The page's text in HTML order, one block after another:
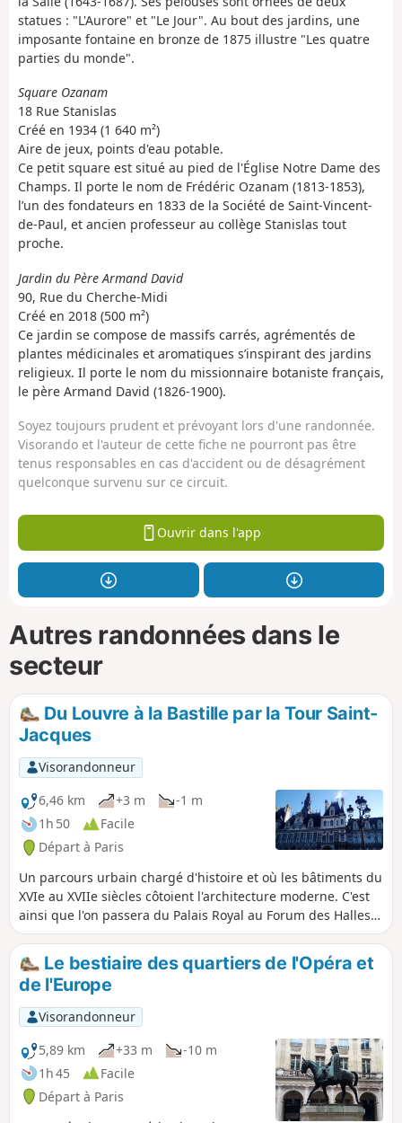
statues : "L'Aurore" et "Le Jour". Au bout des jardins, une
imposante fontaine en bronze de 1875 illustre "Les quatre
parties du monde".
Square Ozanam
18 Rue Stanislas
Créé en 1934 (1 640 m²)
Aire de jeux, points d'eau potable.
Ce petit square est situé au pied de l'Église Notre Dame des
Champs. Il porte le nom de Frédéric Ozanam (1813-1853),
l’un des fondateurs en 1833 de la Société de Saint-Vincent-
de-Paul, et ancien professeur au collège Stanislas tout
proche.
Jardin du Père Armand David
90, Rue du Cherche-Midi
Créé en 2018 (500 m²)
Ce jardin se compose de massifs carrés, agrémentés de
plantes médicinales et aromatiques s’inspirant des jardins
religieux. Il porte le nom du missionnaire botaniste français,
le père Armand David (1826-1900).
Soyez toujours prudent et prévoyant lors d'une randonnée.
Visorando et l'auteur de cette fiche ne pourront pas être
tenus responsables en cas d'accident ou de désagrément
quelconque survenu sur ce circuit.
Ouvrir dans l'app
Autres randonnées dans le
secteur
Du Louvre à la Bastille par la Tour Saint-
Jacques
Visorandonneur
6,46 km
+3 m
-1 m
1h 50
Facile
Départ à Paris
Un parcours urbain chargé d'histoire et où les bâtiments du
XVIe au XVIIe siècles côtoient l'architecture moderne. C'est
ainsi que l'on passera du Palais Royal au Forum des Halles,
de l'Église Saint-Eustache au Centre Beaubourg, de la Tour
Saint-Jacques à l'Opéra Bastille. L'itinéraire serpente entre
rues, ruelles, passages et jardins, et offre à découvrir un
patrimoine riche et diversifié.
Le bestiaire des quartiers de l'Opéra et
de l'Europe
Visorandonneur
5,89 km
+33 m
-10 m
1h 45
Facile
Départ à Paris